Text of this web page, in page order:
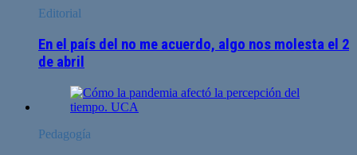
Editorial
En el país del no me acuerdo, algo nos molesta el 2
de abril
Pedagogía